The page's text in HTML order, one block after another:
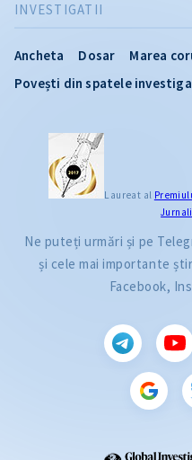
INVESTIGATII
Ancheta Dosar
Marea
Povești din spatele
Laureat al
Ne puteți urmări și pe
și cele mai importante
Facebook,